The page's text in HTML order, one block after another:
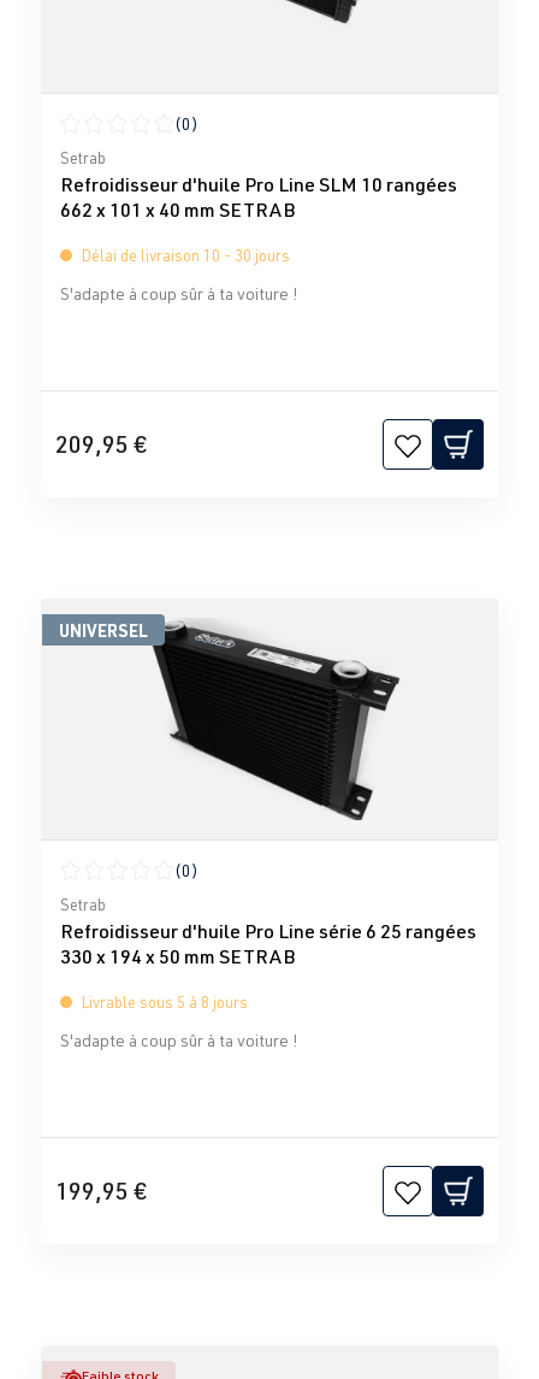
Note moyenne de 0 sur 5 étoiles
(0)
Setrab
Refroidisseur d'huile Pro Line SLM 10 rangées
662 x 101 x 40 mm SETRAB
Délai de livraison 10 - 30 jours
S'adapte à coup sûr à ta voiture !
209,95 €
UNIVERSEL
Note moyenne de 0 sur 5 étoiles
(0)
Setrab
Refroidisseur d'huile Pro Line série 6 25 rangées
330 x 194 x 50 mm SETRAB
Livrable sous 5 à 8 jours
S'adapte à coup sûr à ta voiture !
199,95 €